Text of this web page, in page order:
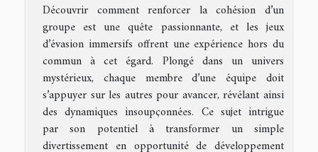
Découvrir comment renforcer la cohésion d’un
groupe est une quête passionnante, et les jeux
d’évasion immersifs offrent une expérience hors du
commun à cet égard. Plongé dans un univers
mystérieux, chaque membre d’une équipe doit
s’appuyer sur les autres pour avancer, révélant ainsi
des dynamiques insoupçonnées. Ce sujet intrigue
par son potentiel à transformer un simple
divertissement en opportunité de développement